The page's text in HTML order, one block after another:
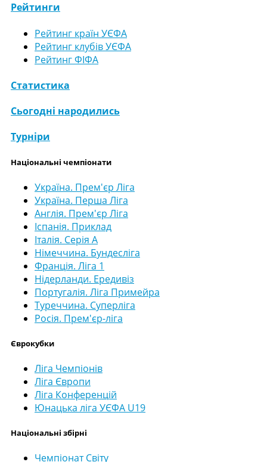
Рейтинги
Рейтинг країн УЄФА
Рейтинг клубів УЄФА
Рейтинг ФІФА
Статистика
Сьогодні народились
Турніри
Національні чемпіонати
Україна. Прем'єр Ліга
Україна. Перша Ліга
Англія. Прем'єр Ліга
Іспанія. Приклад
Італія. Серія А
Німеччина. Бундесліга
Франція. Ліга 1
Нідерланди. Ередивіз
Португалія. Ліга Примейра
Туреччина. Суперліга
Росія. Прем'єр-ліга
Єврокубки
Ліга Чемпіонів
Ліга Європи
Ліга Конференцій
Юнацька ліга УЄФА U19
Національні збірні
Чемпіонат Світу